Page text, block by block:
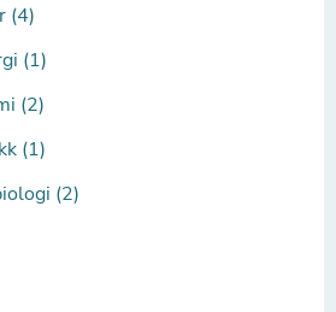
(4)
(1)
(2)
(1)
(2)